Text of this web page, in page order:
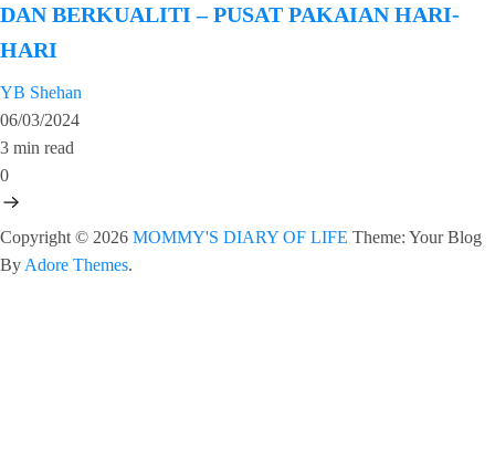
DAN BERKUALITI – PUSAT PAKAIAN HARI-
HARI
YB Shehan
06/03/2024
3 min read
0
Copyright © 2026 MOMMY'S DIARY OF LIFE Theme: Your Blog
By Adore Themes.